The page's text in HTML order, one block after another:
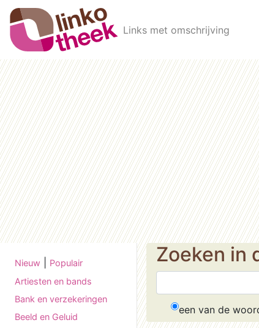
Skip to main content
Links met omschrijving
Nieuw
Populair
Artiesten en bands
Bank en verzekeringen
Beeld en Geluid
Zoeken in
een van de